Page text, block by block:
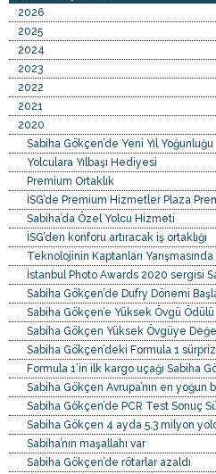
2026
2025
2024
2023
2022
2021
2020
Sabiha Gökçen’de Yeni Yıl Yoğunluğu
Yolculara Yılbaşı Hediyesi
Premium Ortaklık
İSG’de Premium Hizmetler Plaza
Sabiha’da Özel Yolcu Hizmeti
İSG’den konforu artıracak iş ortaklığı
Teknolojinin Kaptanları
İstanbul Photo Awards 2020 sergisi
Sabiha Gökçen’de Dufry Dönemi
Sabiha Gökçen’e Yüksek Övgü Ödülü
Sabiha Gökçen Yüksek Övgüye
Sabiha Gökçen’deki Formula 1
Formula 1’in ilk kargo uçağı Sabiha
Sabiha Gökçen Avrupa’nın en yoğun
Sabiha Gökçen’de PCR Test Sonuç
Sabiha Gökçen 4 ayda 5.3 milyon
Sabiha’nın maşallahı var
Sabiha Gökçen’de rötarlar azaldı